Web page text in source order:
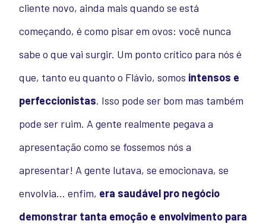
cliente novo, ainda mais quando se está
começando, é como pisar em ovos: você nunca
sabe o que vai surgir. Um ponto crítico para nós é
que, tanto eu quanto o Flávio, somos intensos e
perfeccionistas. Isso pode ser bom mas também
pode ser ruim. A gente realmente pegava a
apresentação como se fossemos nós a
apresentar! A gente lutava, se emocionava, se
envolvia… enfim, era saudável pro negócio
demonstrar tanta emoção e envolvimento para